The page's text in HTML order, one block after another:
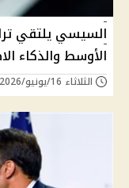
السيسي يلتقي
الأوسط والذكاء
الثلاثاء 16/يونيو/2026 - 11:56 ص